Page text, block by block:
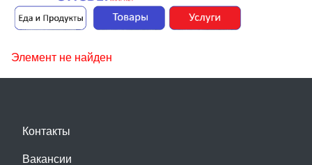
Элемент не найден
Контакты
Вакансии